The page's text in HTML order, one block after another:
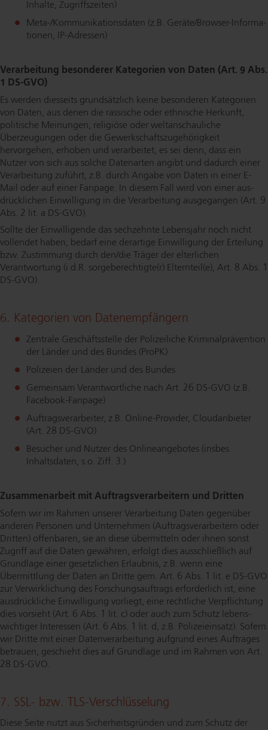
Inhalte, Zu­griffs­zei­ten)
Meta-/Kom­mu­ni­ka­ti­ons­da­ten (z.B. Geräte/Brow­ser-In­for­ma­
tio­nen, IP-Adressen)
Verarbeitung besonderer Kategorien von Daten (Art. 9 Abs.
1 DS-GVO)
Es werden diesseits grundsätzlich keine besonderen Kategorien
von Daten, aus denen die rassische oder ethnische Herkunft,
politische Meinungen, religiöse oder welt­an­schau­li­che
Überzeugungen oder die Ge­werk­schafts­zu­ge­hö­rig­keit
hervorgehen, erhoben und verarbeitet, es sei denn, dass ein
Nutzer von sich aus solche Datenarten angibt und dadurch einer
Verarbeitung zuführt, z.B. durch Angabe von Daten in einer E-
Mail oder auf einer Fanpage. In diesem Fall wird von einer aus­
drück­li­chen Einwilligung in die Verarbeitung ausgegangen (Art. 9
Abs. 2 lit. a DS-GVO).
Sollte der Einwilligende das sechzehnte Lebensjahr noch nicht
vollendet haben, bedarf eine derartige Einwilligung der Erteilung
bzw. Zustimmung durch den/die Träger der elterlichen
Verantwortung (i.d.R. sor­ge­be­rech­tig­te(r) Elternteil(e), Art. 8 Abs. 1
DS-GVO).
6. Kategorien von Da­ten­emp­fän­gern
Zentrale Ge­schäfts­stel­le der Polizeiliche Kri­mi­nal­prä­ven­ti­on
der Länder und des Bundes (ProPK)
Polizeien der Länder und des Bundes
Gemeinsam Ver­ant­wort­li­che nach Art. 26 DS-GVO (z.B.
Face­book-Fan­page)
Auf­trags­ver­ar­bei­ter, z.B. On­line-Pro­vi­der, Cloudanbieter
(Art. 28 DS-GVO)
Besucher und Nutzer des On­line­an­ge­bo­tes (insbes.
Inhaltsdaten, s.o. Ziff. 3.)
Zu­sam­men­ar­beit mit Auf­trags­ver­ar­bei­tern und Dritten
Sofern wir im Rahmen unserer Verarbeitung Daten gegenüber
anderen Personen und Unternehmen (Auf­trags­ver­ar­bei­tern oder
Dritten) offenbaren, sie an diese übermitteln oder ihnen sonst
Zugriff auf die Daten gewähren, erfolgt dies aus­schlie­ß­lich auf
Grundlage einer gesetzlichen Erlaubnis, z.B. wenn eine
Übermittlung der Daten an Dritte gem. Art. 6 Abs. 1 lit. e DS-GVO
zur Ver­wirk­li­chung des For­schungs­auf­trags erforderlich ist, eine
ausdrückliche Einwilligung vorliegt, eine rechtliche Verpflichtung
dies vorsieht (Art. 6 Abs. 1 lit. c) oder auch zum Schutz le­bens­
wich­ti­ger Interessen (Art. 6 Abs. 1 lit. d, z.B. Po­li­zei­ein­satz). Sofern
wir Dritte mit einer Da­ten­ver­ar­bei­tung aufgrund eines Auftrages
betrauen, geschieht dies auf Grundlage und im Rahmen von Art.
28 DS-GVO.
7. SSL- bzw. TLS-Ver­schlüs­se­lung
Diese Seite nutzt aus Si­cher­heits­grün­den und zum Schutz der